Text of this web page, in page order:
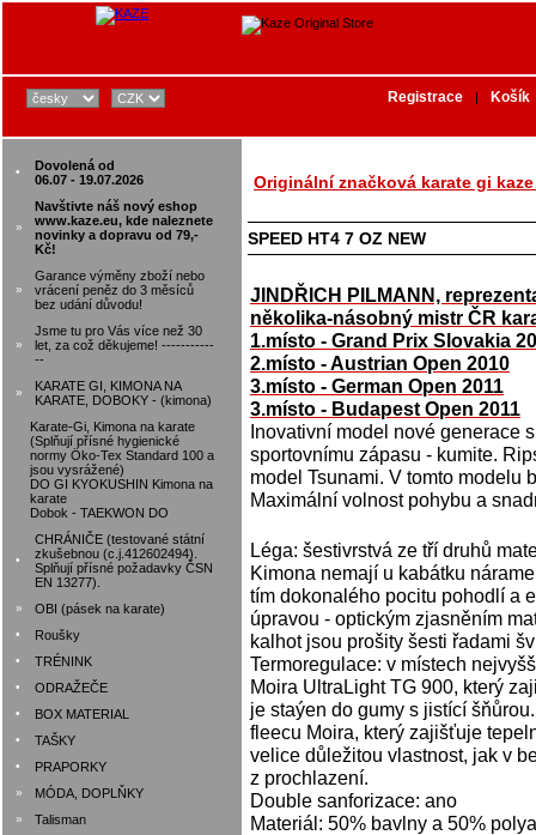
•
Dovolená od
06.07 - 19.07.2026
»
Navštivte náš nový eshop
www.kaze.eu, kde naleznete
novinky a dopravu od 79,-
Kč!
»
Garance výměny zboží nebo
vrácení peněz do 3 měsíců
bez udání důvodu!
»
Jsme tu pro Vás více než 30
let, za což děkujeme! -----------
--
»
KARATE GI, KIMONA NA
KARATE, DOBOKY - (kimona)
Karate-Gi, Kimona na karate
(Splňují přísné hygienické
normy Öko-Tex Standard 100 a
jsou vysrážené)
DO GI KYOKUSHIN Kimona na
karate
Dobok - TAEKWON DO
•
CHRÁNIČE (testované státní
zkušebnou (c.j.412602494).
Splňují přísné požadavky ČSN
EN 13277).
» OBI (pásek na karate)
• Roušky
• TRÉNINK
• ODRAŽEČE
• BOX MATERIAL
• TAŠKY
• PRAPORKY
» MÓDA, DOPLŇKY
» Talisman
Registrace | Košík
Originální značková karate gi kaze
SPEED HT4 7 OZ NEW
JINDŘICH PILMANN,
několika-násobný mistr ČR
1.místo - Grand Prix Slovakia
2.místo - Austrian Open 2010
3.místo - German Open 2011
3.místo - Budapest Open 2011
Inovativní model nové generace
sportovnímu zápasu - kumite.
model Tsunami. V tomto modelu
Maximální volnost pohybu a
Léga: šestivrstvá ze tří druhů
Kimona nemají u kabátku
tím dokonalého pocitu pohodlí a
úpravou - optickým zjasněním
kalhot jsou prošity šesti řadami
Termoregulace: v místech
Moira UltraLight TG 900, který
je staýen do gumy s jistící
fleecu Moira, který zajišťuje
velice důležitou vlastnost, jak v
z prochlazení.
Double sanforizace: ano
Materiál: 50% bavlny a 50%